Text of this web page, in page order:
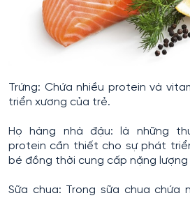
Trứng: Chứa nhiều protein và
triển xương của trẻ.
Họ hàng nhà đậu: là những
protein cần thiết cho sự phát
bé đồng thời cung cấp nặng
Sữa chua: Trong sữa chua chứa